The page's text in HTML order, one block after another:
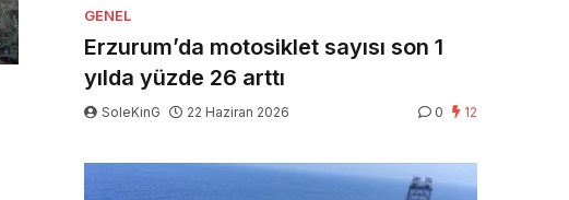
GENEL
Erzurum’da motosiklet sayısı son 1
yılda yüzde 26 arttı
SoleKinG 22 Haziran 2026 0 12